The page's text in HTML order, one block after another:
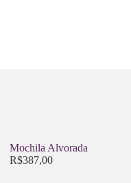
Mochila Alvorada
R$387,00